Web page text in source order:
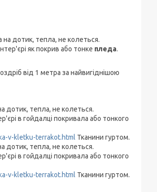
на дотик, тепла, не колеться.
як покрив або тонке пледа.
від 1 метра за найвигіднішою
дотик, тепла, не колеться.
в гойдалці покривала або тонкого
v-kletku-terrakot.html Тканини гуртом.
дотик, тепла, не колеться.
в гойдалці покривала або тонкого
v-kletku-terrakot.html Тканини гуртом.